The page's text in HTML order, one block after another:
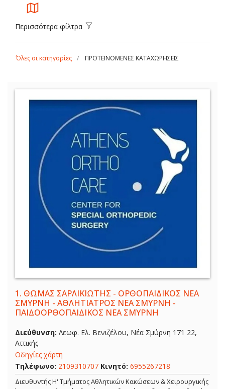
Περισσότερα φίλτρα
Όλες οι κατηγορίες ΠΡΟΤΕΙΝΟΜΕΝΕΣ ΚΑΤΑΧΩΡΗΣΕΙΣ
1. ΘΩΜΑΣ ΣΑΡΛΙΚΙΩΤΗΣ - ΟΡΘΟΠΑΙΔΙΚΟΣ ΝΕΑ
ΣΜΥΡΝΗ - ΑΘΛΗΤΙΑΤΡΟΣ ΝΕΑ ΣΜΥΡΝΗ -
ΠΑΙΔΟΟΡΘΟΠΑΙΔΙΚΟΣ ΝΕΑ ΣΜΥΡΝΗ
Διεύθυνση: Λεωφ. Ελ. Βενιζέλου, Νέα Σμύρνη 171 22,
Αττικής
Οδηγίες χάρτη
Τηλέφωνο: 2109310707 Κινητό: 6955267218
Διευθυντής Η' Τμήματος Αθλητικών Κακώσεων & Χειρουργικής